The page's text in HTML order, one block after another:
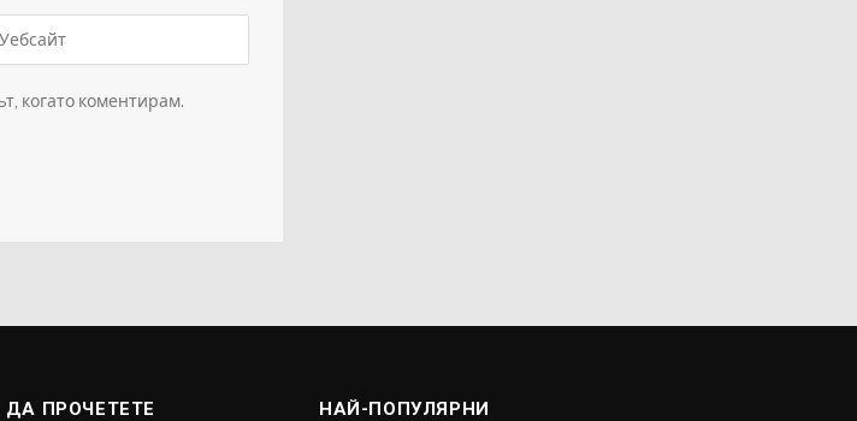
когато коментирам.
ПРОЧЕТЕТЕ НАЙ-ПОПУЛЯРНИ